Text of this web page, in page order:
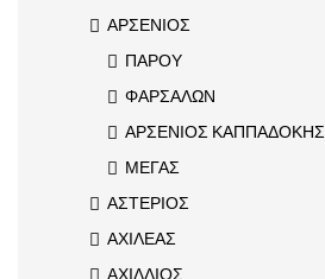
ΑΡΣΕΝΙΟΣ
ΠΑΡΟΥ
ΦΑΡΣΑΛΩΝ
ΑΡΣΕΝΙΟΣ ΚΑΠΠΑΔΟΚΗΣ
ΜΕΓΑΣ
ΑΣΤΕΡΙΟΣ
ΑΧΙΛΕΑΣ
ΑΧΙΛΛΙΟΣ